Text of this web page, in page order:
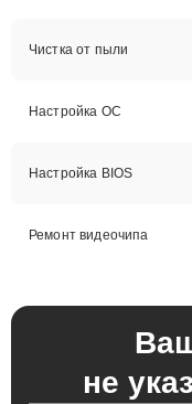
Чистка от пыли
Настройка ОС
Настройка BIOS
Ремонт видеочипа
не